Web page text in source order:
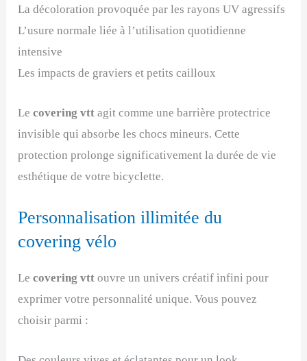
La décoloration provoquée par les rayons UV agressifs
L’usure normale liée à l’utilisation quotidienne
intensive
Les impacts de graviers et petits cailloux
Lecovering vttagit comme une barrière protectrice
invisible qui absorbe les chocs mineurs. Cette
protection prolonge significativement la durée de vie
esthétique de votre bicyclette.
Personnalisation illimitée du
covering vélo
Lecovering vtt ouvre un univers créatif infini pour
exprimer votre personnalité unique. Vous pouvez
choisir parmi :